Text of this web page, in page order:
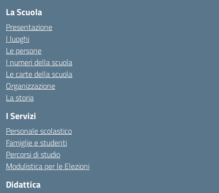
La Scuola
Presentazione
I luoghi
Le persone
I numeri della scuola
Le carte della scuola
Organizzazione
La storia
I Servizi
Personale scolastico
Famiglie e studenti
Percorsi di studio
Modulistica per le Elezioni
Didattica